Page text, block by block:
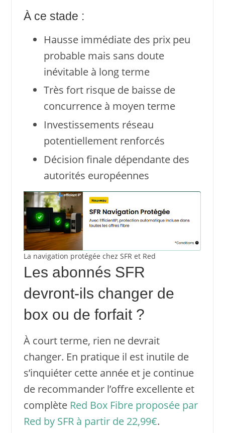
À ce stade :
Hausse immédiate des prix peu
probable mais sans doute
inévitable à long terme
Très fort risque de baisse de
concurrence à moyen terme
Investissements réseau
potentiellement renforcés
Décision finale dépendante des
autorités européennes
La navigation protégée chez SFR et Red
Les abonnés SFR
devront-ils changer de
box ou de forfait ?
À court terme, rien ne devrait
changer. En pratique il est inutile de
s’inquiéter cette année et je continue
de recommander l’offre excellente et
complète Red Box Fibre proposée par
Red by SFR à partir de 22,99€.